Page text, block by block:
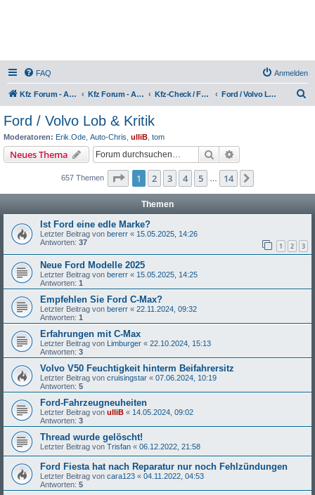
FAQ Anmelden
Kfz Forum - Auto, Motorrad und LKW Kfz Forum - Auto, Motorrad und LKW Kfz-Check / Fahrzeugbewertung / Lob & Tadel / Berichte & Erfahrungen Ford / Volvo Lob & Kritik
Ford / Volvo Lob & Kritik
Moderatoren: Erik.Ode Auto-Chris ulliB tom
Neues Thema Suche
657 Themen Seite 1von 14
1 2 3 4 5 14
Themen
Ist Ford eine edle Marke?
Letzter Beitrag von bererr « 15.05.2025, 14:26
Antworten: 37 1 2 3
Neue Ford Modelle 2025
Letzter Beitrag von bererr « 15.05.2025, 14:25
Antworten: 1
Empfehlen Sie Ford C-Max?
Letzter Beitrag von bererr « 22.11.2024, 09:32
Antworten: 1
Erfahrungen mit C-Max
Letzter Beitrag von Limburger « 22.10.2024, 15:13
Antworten: 3
Volvo V50 Feuchtigkeit hinterm Beifahrersitz
Letzter Beitrag von cruisingstar « 07.06.2024, 10:19
Antworten: 5
Ford-Fahrzeugneuheiten
Letzter Beitrag von ulliB « 14.05.2024, 09:02
Antworten: 3
Thread wurde gelöscht!
Letzter Beitrag von Trisfan « 06.12.2022, 21:58
Ford Fiesta hat nach Reparatur nur noch Fehlzündungen
Letzter Beitrag von cara123 « 04.11.2022, 04:53
Antworten: 5